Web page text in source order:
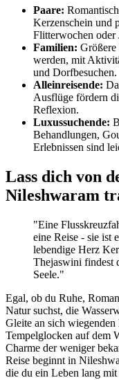
Paare:
Kerzenschein und
Flitterwochen oder
Familien: Größere
werden, mit
und Dorfbesuchen.
Alleinreisende:
Ausflüge fördern
Reflexion.
Luxussuchende:
Behandlungen,
Erlebnissen sind
Lass dich von
Nileshwaram
"Eine
eine Reise - sie ist
lebendige Herz
Thejaswini findest
Seele."
Egal, ob du Ruhe,
Natur suchst, die
Gleite an sich
Tempelglocken auf dem
Charme der weniger
Reise beginnt in
die du ein Leben lang